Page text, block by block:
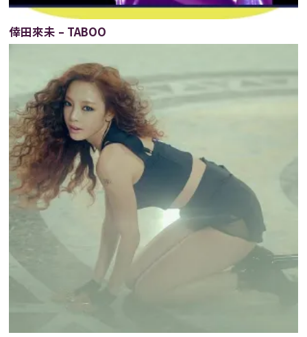
倖田來未 – TABOO